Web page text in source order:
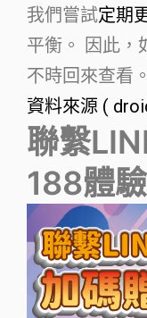
我們嘗試定期
平衡。 因此，
不時回來查看。
資料來源 (
聯繫
188體